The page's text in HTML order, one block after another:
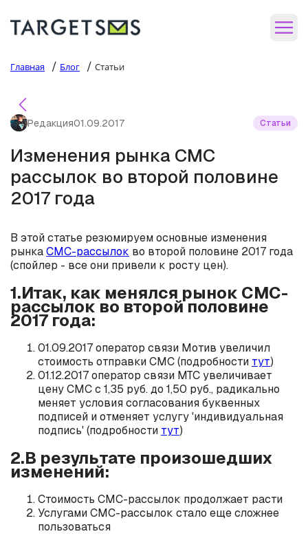
Главная / Блог / Статьи
Редакция01.09.2017 Статьи
Изменения рынка СМС
рассылок во второй половине
2017 года
В этой статье резюмируем основные изменения
рынкаСМС-рассылок во второй половине 2017 года
(спойлер - все они привели к росту цен).
1.Итак, как менялся рынок СМС-
рассылок во второй половине
2017 года:
01.09.2017 оператор связи Мотив увеличил
стоимость отправки СМС (подробности тут)
01.12.2017 оператор связи МТС увеличивает
цену СМС с 1,35 руб. до 1,50 руб., радикально
меняет условия согласования буквенных
подписей и отменяет услугу 'индивидуальная
подпись' (подробности тут)
2.В результате произошедших
изменений:
Стоимость СМС-рассылок продолжает расти
Услугами СМС-рассылок стало еще сложнее
пользоваться